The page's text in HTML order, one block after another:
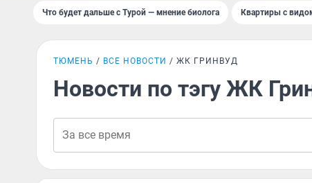
Что будет дальше с Турой — мнение биолога Квартиры с
ТЮМЕНЬ ВСЕ НОВОСТИ ЖК ГРИНВУД
Новости по тэгу ЖК